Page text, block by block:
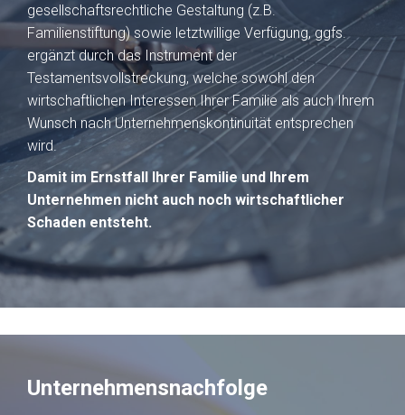
gesellschaftsrechtliche Gestaltung (z.B.
Familienstiftung) sowie letztwillige Verfügung, ggfs.
ergänzt durch das Instrument der
Testamentsvollstreckung, welche sowohl den
wirtschaftlichen Interessen Ihrer Familie als auch Ihrem
Wunsch nach Unternehmenskontinuität entsprechen
wird.
Damit im Ernstfall Ihrer Familie und Ihrem
Unternehmen nicht auch noch wirtschaftlicher
Schaden entsteht.
MEHR ERFAHREN
Unternehmensnachfolge